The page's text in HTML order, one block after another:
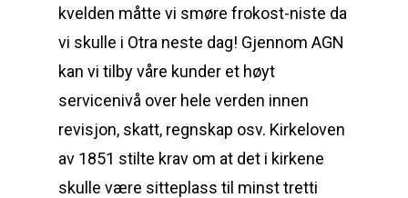
kvelden måtte vi smøre frokost-niste da
vi skulle i Otra neste dag! Gjennom AGN
kan vi tilby våre kunder et høyt
servicenivå over hele verden innen
revisjon, skatt, regnskap osv. Kirkeloven
av 1851 stilte krav om at det i kirkene
skulle være sitteplass til minst tretti